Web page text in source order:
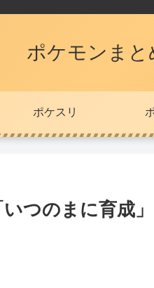
ポケモンまと
ポケスリ
いつのまに育成